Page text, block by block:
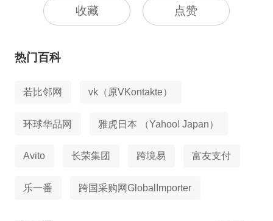
收藏 点赞
热门百科
若比邻网 vk（原VKontakte）
环球华品网 雅虎日本 （Yahoo! Japan）
Avito 长荣集团 跨境易 富友支付
乐一番 跨国采购网GlobalImporter